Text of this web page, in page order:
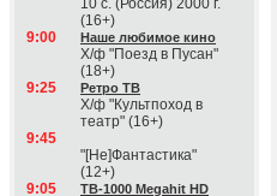
10 с. (Россия) 2000 г.
(16+)
9:00
Наше любимое кино
Х/ф "Поезд в Пусан"
(18+)
9:25
Ретро ТВ
Х/ф "Культпоход в
театр" (16+)
9:45
"[Не]Фантастика"
(12+)
9:05
ТВ-1000 Megahit HD